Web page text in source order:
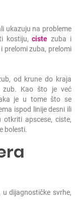
ukazuju na probleme
kostiju,ciste zuba i
prelomi zuba, prelomi
od krune do kraja
zub. Kao što je već
je u tome što se
ispod linije desni ili
apscese, ciste,
bolesti.
dijagnostičke svrhe,